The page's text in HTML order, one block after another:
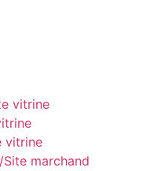
vitrine
vitrine
marchand